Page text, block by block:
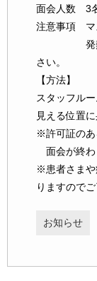
面会人数 3
注意事項 マ
発熱など
さい。
【方法】
スタッフル
見える位置
※許可証のあ
面会が終わ
※患者さまや
りますので
お知らせ